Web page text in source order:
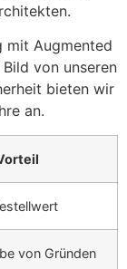
mit Augmented
von unseren
bieten wir
an.
von Gründen